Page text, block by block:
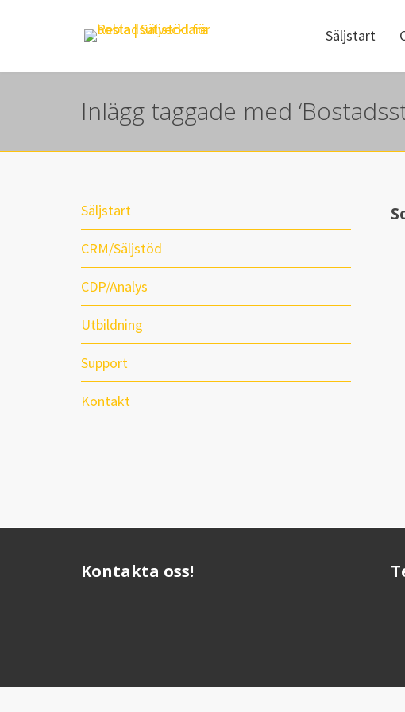
Säljstart
Inlägg taggade med
Säljstart
CRM/Säljstöd
CDP/Analys
Utbildning
Support
Kontakt
Kontakta oss!